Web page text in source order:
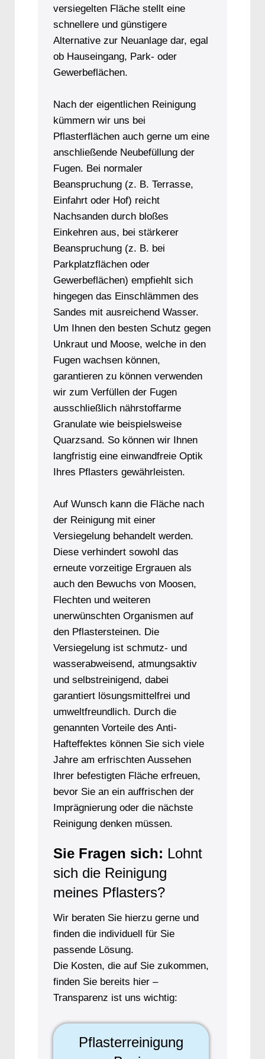
versiegelten Fläche stellt eine
schnellere und günstigere
Alternative zur Neuanlage dar, egal
ob Hauseingang, Park- oder
Gewerbeflächen.
Nach der eigentlichen Reinigung
kümmern wir uns bei
Pflasterflächen auch gerne um eine
anschließende Neubefüllung der
Fugen. Bei normaler
Beanspruchung (z. B. Terrasse,
Einfahrt oder Hof) reicht
Nachsanden durch bloßes
Einkehren aus, bei stärkerer
Beanspruchung (z. B. bei
Parkplatzflächen oder
Gewerbeflächen) empfiehlt sich
hingegen das Einschlämmen des
Sandes mit ausreichend Wasser.
Um Ihnen den besten Schutz gegen
Unkraut und Moose, welche in den
Fugen wachsen können,
garantieren zu können verwenden
wir zum Verfüllen der Fugen
ausschließlich nährstoffarme
Granulate wie beispielsweise
Quarzsand. So können wir Ihnen
langfristig eine einwandfreie Optik
Ihres Pflasters gewährleisten.
Auf Wunsch kann die Fläche nach
der Reinigung mit einer
Versiegelung behandelt werden.
Diese verhindert sowohl das
erneute vorzeitige Ergrauen als
auch den Bewuchs von Moosen,
Flechten und weiteren
unerwünschten Organismen auf
den Pflastersteinen. Die
Versiegelung ist schmutz- und
wasserabweisend, atmungsaktiv
und selbstreinigend, dabei
garantiert lösungsmittelfrei und
umweltfreundlich. Durch die
genannten Vorteile des Anti-
Hafteffektes können Sie sich viele
Jahre am erfrischten Aussehen
Ihrer befestigten Fläche erfreuen,
bevor Sie an ein auffrischen der
Imprägnierung oder die nächste
Reinigung denken müssen.
Sie Fragen sich: Lohnt
sich die Reinigung
meines Pflasters?
Wir beraten Sie hierzu gerne und
finden die individuell für Sie
passende Lösung.
Die Kosten, die auf Sie zukommen,
finden Sie bereits hier –
Transparenz ist uns wichtig:
Pflasterreinigung